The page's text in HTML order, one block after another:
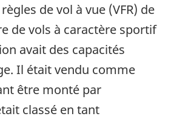
de vol à vue (VFR) de
de vols à caractère sportif
avait des capacités
Il était vendu comme
être monté par
classé en tant